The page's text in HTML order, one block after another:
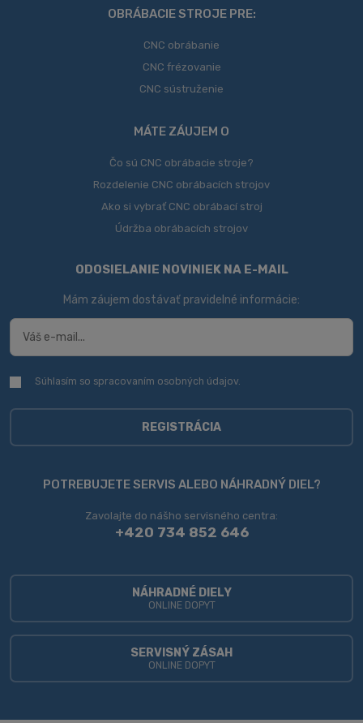
OBRÁBACIE STROJE PRE:
CNC obrábanie
CNC frézovanie
CNC sústruženie
MÁTE ZÁUJEM O
Čo sú CNC obrábacie stroje?
Rozdelenie CNC obrábacích strojov
Ako si vybrať CNC obrábací stroj
Údržba obrábacích strojov
ODOSIELANIE NOVINIEK NA E-MAIL
Mám záujem dostávať pravidelné informácie:
Súhlasím
spracovaním
Súhlasím so spracovaním osobných údajov.
REGISTRÁCIA
sa
nepodarilo
POTREBUJETE SERVIS ALEBO NÁHRADNÝ DIEL?
Zavolajte do nášho servisného centra:
+420 734 852 646
NÁHRADNÉ DIELY
ONLINE DOPYT
SERVISNÝ ZÁSAH
ONLINE DOPYT